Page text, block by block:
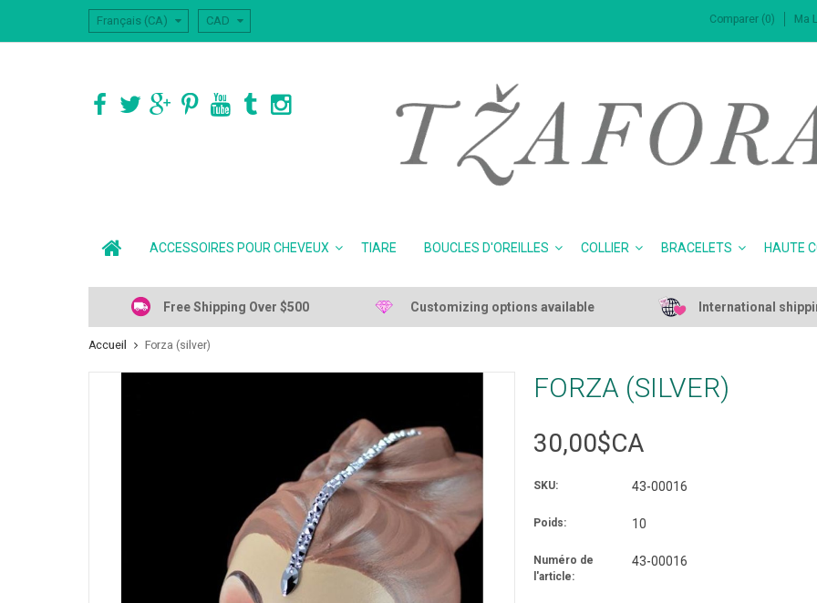
Français (CA) CAD Comparer (0) Ma
ACCESSOIRES POUR CHEVEUX TIARE BOUCLES D'OREILLES COLLIER BRACELETS HAUTE
Free Shipping Over $500 Customizing options available International
Accueil Forza (silver)
FORZA (SILVER)
30,00$CA
SKU: 43-00016
Poids: 10
Numéro de
l'article:
43-00016